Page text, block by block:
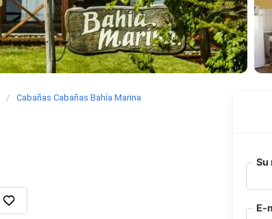
Cabañas Cabañas Bahía Marina
Su
E-